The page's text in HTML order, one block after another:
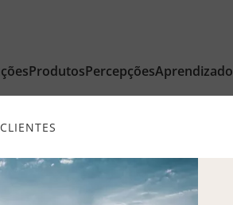
ProdutosPercepçõesAprendizado